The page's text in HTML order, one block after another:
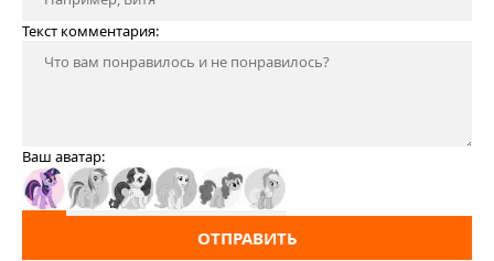
Текст комментария:
Ваш аватар:
ОТПРАВИТЬ